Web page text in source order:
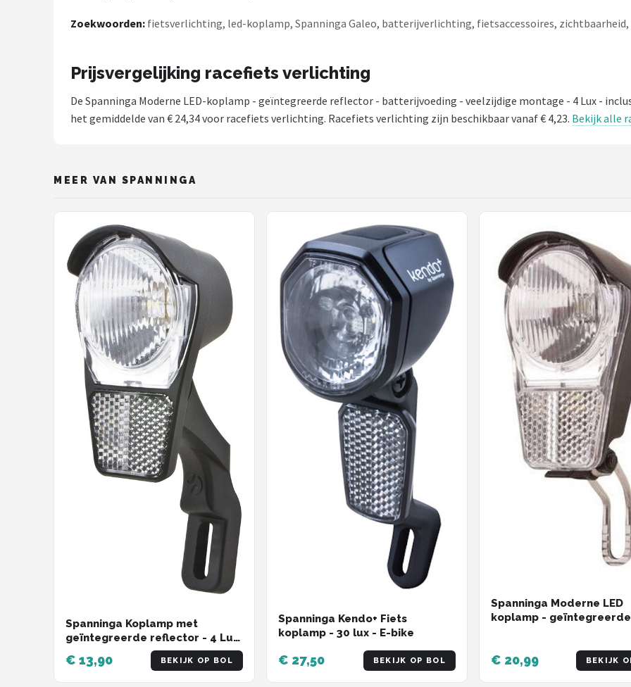
Zoekwoorden: fietsverlichting, led-koplamp, Spanninga Galeo, batterijverlichting, fietsaccessoires,
Prijsvergelijking racefiets verlichting
De Spanninga Moderne LED-koplamp - geïntegreerde reflector - batterijvoeding - veelzijdige montage - 4 Lux -
het gemiddelde van € 24,34 voor racefiets verlichting. Racefiets verlichting zijn beschikbaar vanaf € 4,23. Bekijk alle
MEER VAN SPANNINGA
Spanninga Koplamp met
geïntegreerde reflector - 4 Lux
- Voor naafdynamo - Inclusief
vorkbeugel en kabel - Modern
ontwerp
€ 13,90 BEKIJK OP BOL
Spanninga Kendo+ Fiets
koplamp - 30 lux - E-bike
€ 27,50 BEKIJK OP BOL
Spanninga Moderne LED
koplamp - geïntegreerde
montageopties
€ 20,99 BEKIJK